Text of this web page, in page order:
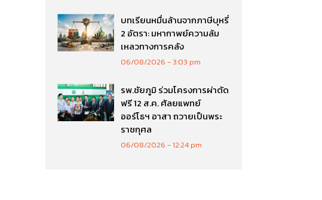
บทเรียนหมื่นล้านจากภาษีบุหรี่
2 อัตรา: มหากาพย์ความล้ม
เหลวทางการคลัง
06/08/2026 3:03 pm
รพ.ชัยภูมิ ร่วมโครงการผ่าตัด
ฟรี 12 ส.ค. ศัลยแพทย์
ออร์โธฯ อาสา ถวายเป็นพระ
ราชกุศล
06/08/2026 12:24 pm